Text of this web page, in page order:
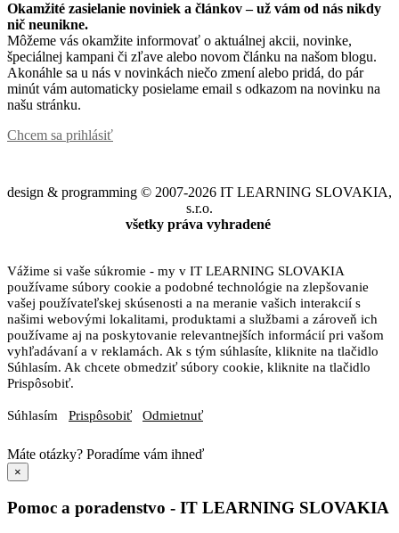
Okamžité zasielanie noviniek a článkov – už vám od nás nikdy
nič neunikne.
Môžeme vás okamžite informovať o aktuálnej akcii, novinke,
špeciálnej kampani či zľave alebo novom článku na našom blogu.
Akonáhle sa u nás v novinkách niečo zmení alebo pridá, do pár
minút vám automaticky posielame email s odkazom na novinku na
našu stránku.
Chcem sa prihlásiť
design & programming © 2007-2026 IT LEARNING SLOVAKIA,
s.r.o.
všetky práva vyhradené
Vážime si vaše súkromie - my v IT LEARNING SLOVAKIA
používame súbory cookie a podobné technológie na zlepšovanie
vašej používateľskej skúsenosti a na meranie vašich interakcií s
našimi webovými lokalitami, produktami a službami a zároveň ich
používame aj na poskytovanie relevantnejších informácií pri vašom
vyhľadávaní a v reklamách. Ak s tým súhlasíte, kliknite na tlačidlo
Súhlasím. Ak chcete obmedziť súbory cookie, kliknite na tlačidlo
Prispôsobiť.
Súhlasím Prispôsobiť Odmietnuť
Máte otázky? Poradíme vám ihneď
×
Pomoc a poradenstvo - IT LEARNING SLOVAKIA